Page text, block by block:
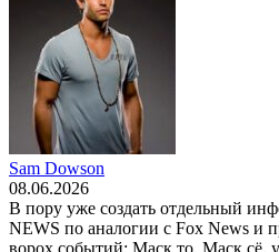
Sam Dowson
08.06.2026
В пору уже создать отдельный
NEWS по аналогии с Fox News и